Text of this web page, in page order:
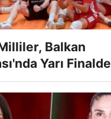
Balkan
Yarı Finalde